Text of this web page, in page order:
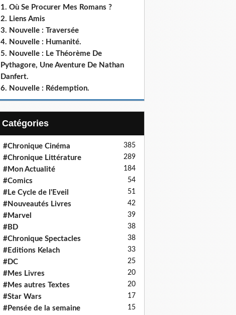
1. Où Se Procurer Mes Romans ?
2. Liens Amis
3. Nouvelle : Traversée
4. Nouvelle : Humanité.
5. Nouvelle : Le Théorème De
Pythagore, Une Aventure De Nathan
Danfert.
6. Nouvelle : Rédemption.
Catégories
#Chronique Cinéma 385
#Chronique Littérature 289
#Mon Actualité 184
#Comics 54
#Le Cycle de l'Eveil 51
#Nouveautés Livres 42
#Marvel 39
#BD 38
#Chronique Spectacles 38
#Editions Kelach 33
#DC 25
#Mes Livres 20
#Mes autres Textes 20
#Star Wars 17
#Pensée de la semaine 15